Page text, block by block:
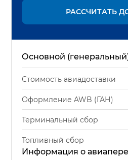
РАССЧИТАТЬ
Основной
Стоимость авиадоставки
Оформление AWB (ГАН)
Терминальный сбор
Топливный сбор
Информация о